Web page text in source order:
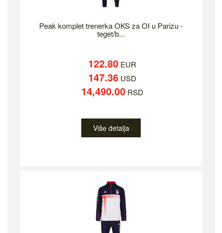
Peak komplet trenerka OKS za OI u Parizu -
teget/b...
122.80 EUR
147.36 USD
14,490.00 RSD
Više detalja